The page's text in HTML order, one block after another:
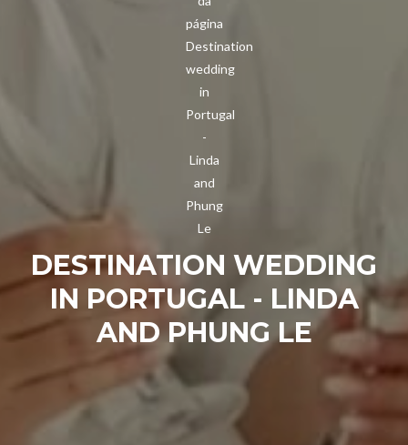
DESTINATION WEDDING
IN PORTUGAL - LINDA
AND PHUNG LE